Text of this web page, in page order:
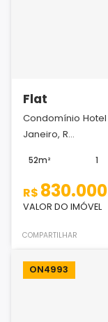
Flat
Condomínio
Janeiro, R...
52m² 1
R$ 830.000
VALOR DO IMÓVEL
COMPARTILHAR
ON4993